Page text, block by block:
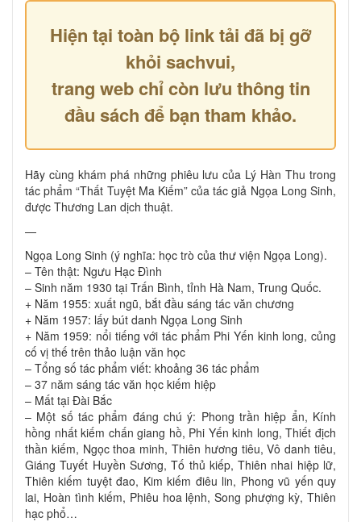
Hiện tại toàn bộ link tải đã bị gỡ
khỏi sachvui,
trang web chỉ còn lưu thông tin
đầu sách để bạn tham khảo.
Hãy cùng khám phá những phiêu lưu của Lý Hàn Thu trong
tác phẩm “Thất Tuyệt Ma Kiếm” của tác giả Ngọa Long Sinh,
được Thương Lan dịch thuật.
—
Ngọa Long Sinh (ý nghĩa: học trò của thư viện Ngọa Long).
– Tên thật: Ngưu Hạc Đình
– Sinh năm 1930 tại Trấn Bình, tỉnh Hà Nam, Trung Quốc.
+ Năm 1955: xuất ngũ, bắt đầu sáng tác văn chương
+ Năm 1957: lấy bút danh Ngọa Long Sinh
+ Năm 1959: nổi tiếng với tác phẩm Phi Yến kinh long, củng
cố vị thế trên thảo luận văn học
– Tổng số tác phẩm viết: khoảng 36 tác phẩm
– 37 năm sáng tác văn học kiếm hiệp
– Mất tại Đài Bắc
– Một số tác phẩm đáng chú ý: Phong trần hiệp ẩn, Kính
hồng nhất kiếm chấn giang hồ, Phi Yến kinh long, Thiết địch
thần kiếm, Ngọc thoa minh, Thiên hương tiêu, Vô danh tiêu,
Giáng Tuyết Huyền Sương, Tố thủ kiếp, Thiên nhai hiệp lữ,
Thiên kiếm tuyệt đao, Kim kiếm điêu lin, Phong vũ yến quy
lai, Hoàn tình kiếm, Phiêu hoa lệnh, Song phượng kỳ, Thiên
hạc phổ…